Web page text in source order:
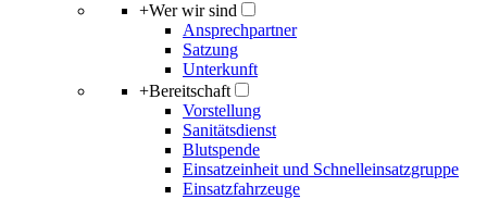
+Wer wir sind
Ansprechpartner
Satzung
Unterkunft
+Bereitschaft
Vorstellung
Sanitätsdienst
Blutspende
Einsatzeinheit und Schnelleinsatzgruppe
Einsatzfahrzeuge